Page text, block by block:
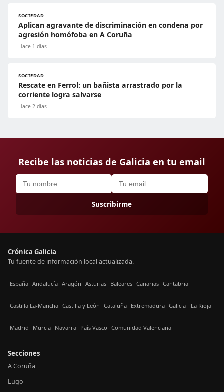
SOCIEDAD
Aplican agravante de discriminación en condena por
agresión homófoba en A Coruña
Hace 1 días
SOCIEDAD
Rescate en Ferrol: un bañista arrastrado por la
corriente logra salvarse
Hace 2 días
Recibe las noticias de Galicia en tu email
Suscribirme
Crónica Galicia
Tu fuente de información local actualizada.
España Andalucía Aragón Asturias Baleares Canarias Cantabria
Castilla La-Mancha Castilla y León Cataluña Extremadura Galicia La Rioja
Madrid Murcia Navarra País Vasco Comunidad Valenciana
Secciones
A Coruña
Lugo